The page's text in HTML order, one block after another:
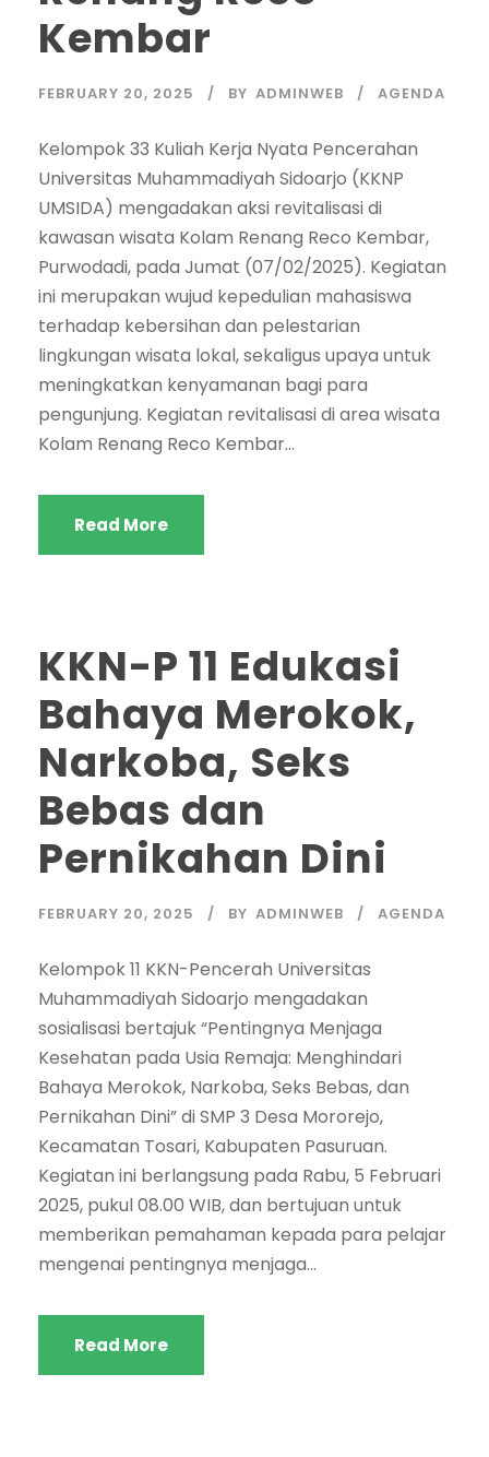
Kembar
FEBRUARY 20, 2025 BY ADMINWEB AGENDA
Kelompok 33 Kuliah Kerja Nyata Pencerahan
Universitas Muhammadiyah Sidoarjo (KKNP
UMSIDA) mengadakan aksi revitalisasi di
kawasan wisata Kolam Renang Reco Kembar,
Purwodadi, pada Jumat (07/02/2025). Kegiatan
ini merupakan wujud kepedulian mahasiswa
terhadap kebersihan dan pelestarian
lingkungan wisata lokal, sekaligus upaya untuk
meningkatkan kenyamanan bagi para
pengunjung. Kegiatan revitalisasi di area wisata
Kolam Renang Reco Kembar...
Read More
KKN-P 11 Edukasi
Bahaya Merokok,
Narkoba, Seks
Bebas dan
Pernikahan Dini
FEBRUARY 20, 2025 BY ADMINWEB AGENDA
Kelompok 11 KKN-Pencerah Universitas
Muhammadiyah Sidoarjo mengadakan
sosialisasi bertajuk “Pentingnya Menjaga
Kesehatan pada Usia Remaja: Menghindari
Bahaya Merokok, Narkoba, Seks Bebas, dan
Pernikahan Dini” di SMP 3 Desa Mororejo,
Kecamatan Tosari, Kabupaten Pasuruan.
Kegiatan ini berlangsung pada Rabu, 5 Februari
2025, pukul 08.00 WIB, dan bertujuan untuk
memberikan pemahaman kepada para pelajar
mengenai pentingnya menjaga...
Read More